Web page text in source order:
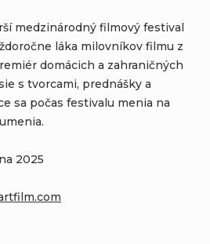
medzinárodný filmový festival
láka milovníkov filmu z
domácich a zahraničných
s tvorcami, prednášky a
sa počas festivalu menia na
2025
.com